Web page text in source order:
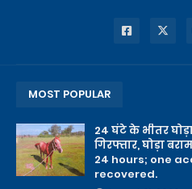
MOST POPULAR
24 घंटे के भीतर
गिरफ्तार, घोड़ा
24 hours; one
recovered.